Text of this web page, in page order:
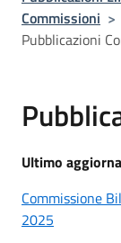
Commissioni >
Pubblicazioni
Ultimo
Commissione
2025